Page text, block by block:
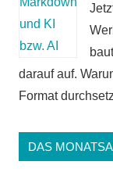
darauf auf.
Format
DAS